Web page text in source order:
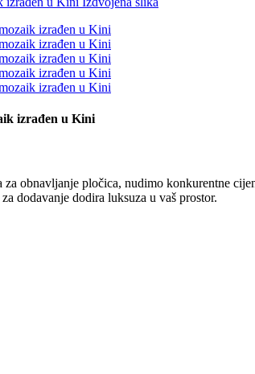
izrađen u Kini
obnavljanje pločica, nudimo konkurentne
dodavanje dodira luksuza u vaš prostor.